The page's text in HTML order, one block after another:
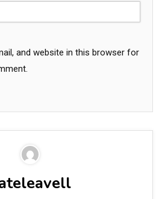
and website in this browser for